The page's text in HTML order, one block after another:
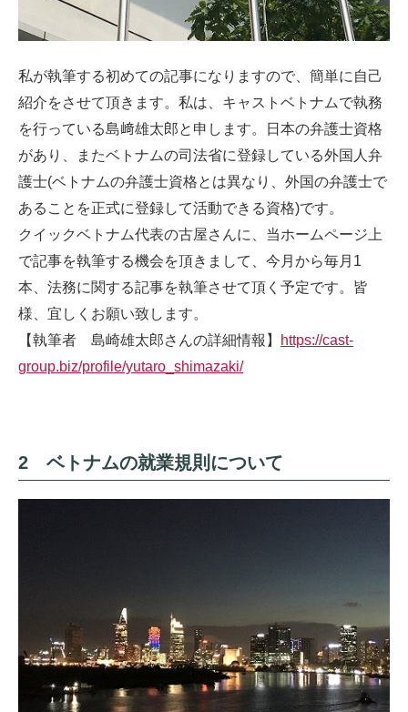
私が執筆する初めての記事になりますので、簡単に自己
紹介をさせて頂きます。私は、キャストベトナムで執務
を行っている島﨑雄太郎と申します。日本の弁護士資格
があり、またベトナムの司法省に登録している外国人弁
護士(ベトナムの弁護士資格とは異なり、外国の弁護士で
あることを正式に登録して活動できる資格)です。
クイックベトナム代表の古屋さんに、当ホームページ上
で記事を執筆する機会を頂きまして、今月から毎月1
本、法務に関する記事を執筆させて頂く予定です。皆
様、宜しくお願い致します。
【執筆者 島崎雄太郎さんの詳細情報】
https://cast-
group.biz/profile/yutaro_shimazaki/
2 ベトナムの就業規則について